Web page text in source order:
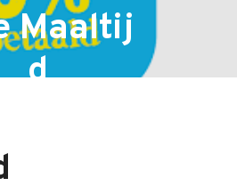
Maaltij
d